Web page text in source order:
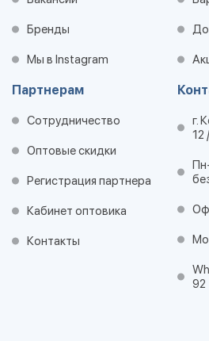
Бренды
Мы в Instagram
Партнерам
Сотрудничество
Оптовые скидки
Регистрация партнера
Кабинет оптовика
Контакты
г.
12
92